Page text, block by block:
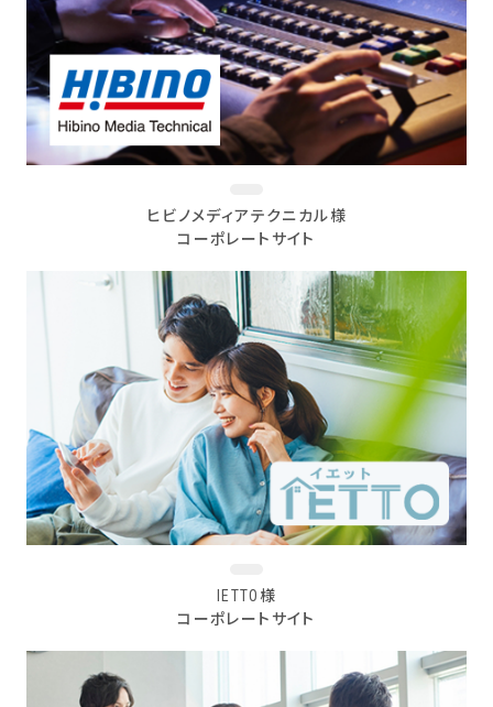
ヒビノメディアテクニカル様
コーポレートサイト
IETTO様
コーポレートサイト